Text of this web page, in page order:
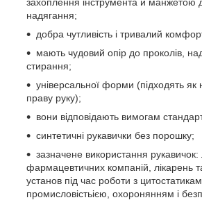
надягання;
добра чутливість і тривалий
мають чудовий опір до проколів,
стирання;
універсальної форми (підходять як
праву руку);
вони відповідають вимогам
синтетичні рукавички без порошку;
зазначене використання рукавичок:
фармацевтичних компаній, лікарень
установ під час роботи з
промисловістьією, охоронянням і